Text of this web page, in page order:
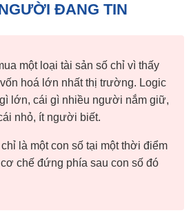
ĐANG TIN
một loại tài sản số chỉ vì thấy
hoá lớn nhất thị trường. Logic
lớn, cái gì nhiều người nắm giữ,
nhỏ, ít người biết.
là một con số tại một thời điểm
chế đứng phía sau con số đó